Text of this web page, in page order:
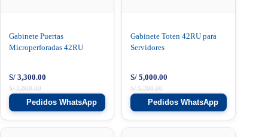
Gabinete Puertas
Microperforadas 42RU
S/3,800.00
S/ 3,300.00
Pedidos WhatsApp
Gabinete Toten 42RU para
Servidores
S/5,200.00
S/ 5,000.00
Pedidos WhatsApp